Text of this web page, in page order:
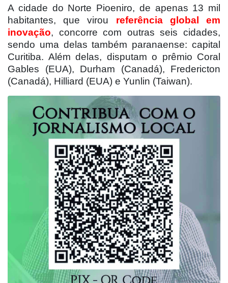
A cidade do Norte Pioeniro, de apenas 13 mil
habitantes, que virou referência global em
inovação, concorre com outras seis cidades,
sendo uma delas também paranaense: capital
Curitiba. Além delas, disputam o prêmio Coral
Gables (EUA), Durham (Canadá), Fredericton
(Canadá), Hilliard (EUA) e Yunlin (Taiwan).